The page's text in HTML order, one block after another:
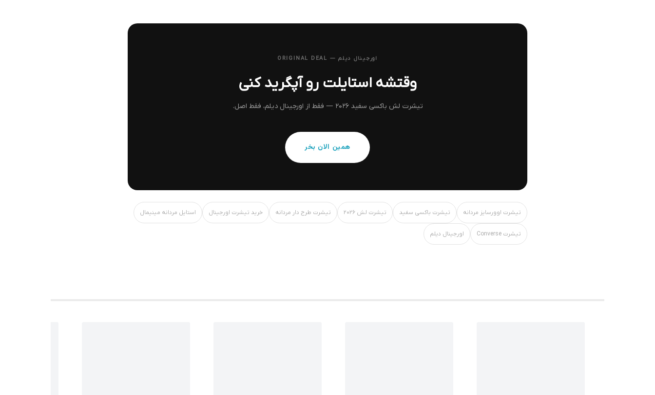
اورجینال دیلم — ORIGINAL DEAL
وقتشه استایلت رو آپگرید کنی
تیشرت لش باکسی سفید ۲۰۲۶ — فقط از اورجینال دیلم، فقط اصل.
همین الان بخر
تیشرت اوورسایز مردانه تیشرت باکسی سفید تیشرت لش ۲۰۲۶ تیشرت طرح دار مردانه خرید تیشرت اورجینال استایل مردانه مینیمال
تیشرت Converse اورجینال دیلم